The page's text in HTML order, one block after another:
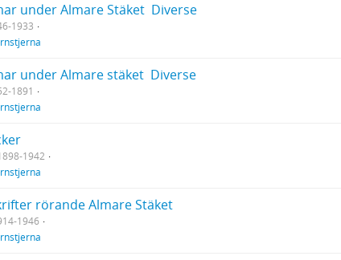
under Almare Stäket  Diverse
1933
under Almare stäket  Diverse
1891
1942
rörande Almare Stäket
1946